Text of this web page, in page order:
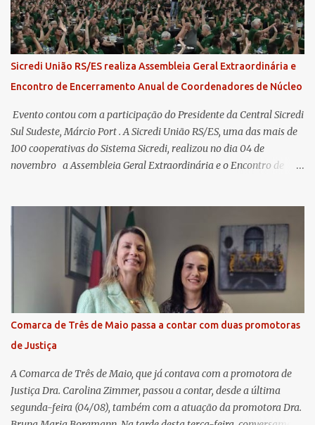
Sicredi União RS/ES realiza Assembleia Geral Extraordinária e
Encontro de Encerramento Anual de Coordenadores de Núcleo
​ Evento contou com a participação do Presidente da Central Sicredi
Sul Sudeste, Márcio Port . A Sicredi União RS/ES, uma das mais de
100 cooperativas do Sistema Sicredi, realizou no dia 04 de
novembro a Assembleia Geral Extraordinária e o Encontro de
futuro. O evento ocorreu presencialmente em Santa Rosa/RS com
transmissão simultânea para os coordenadores capixabas, que
estavam reunidos em Cachoeiro de Itapemirim / ES. Durante a
Assembleia Geral Extraordinária, foram debatidas e aprovadas
pautas estratégicas, como a atualização da Política de
Remuneração dos Administradores Estatutários e do regulamento
do Fundo Social, reforçando o compromisso da cooperativa com a
transparência e a governança. No Encontro de Coordenadores de
Núcleo, o presidente da Sicredi União RS/ES, Sidnei Strejevitch, fez
um balanço das principais real...
Comarca de Três de Maio passa a contar com duas promotoras
de Justiça
A Comarca de Três de Maio, que já contava com a promotora de
Justiça Dra. Carolina Zimmer, passou a contar, desde a última
segunda-feira (04/08), também com a atuação da promotora Dra.